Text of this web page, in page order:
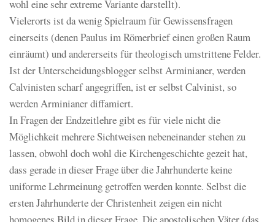
wohl eine sehr extreme Variante darstellt).
Vielerorts ist da wenig Spielraum für Gewissensfragen
einerseits (denen Paulus im Römerbrief einen großen Raum
einräumt) und andererseits für theologisch umstrittene Felder.
Ist der Unterscheidungsblogger selbst Arminianer, werden
Calvinisten scharf angegriffen, ist er selbst Calvinist, so
werden Arminianer diffamiert.
In Fragen der Endzeitlehre gibt es für viele nicht die
Möglichkeit mehrere Sichtweisen nebeneinander stehen zu
lassen, obwohl doch wohl die Kirchengeschichte gezeit hat,
dass gerade in dieser Frage über die Jahrhunderte keine
uniforme Lehrmeinung getroffen werden konnte. Selbst die
ersten Jahrhunderte der Christenheit zeigen ein nicht
homogenes Bild in dieser Frage. Die apostolischen Väter (das